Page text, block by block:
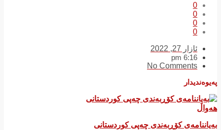
0
0
0
0
ئازار 27, 2022
6:16 pm
No Comments
پەیوەندیدار
هەواڵ
بەیاننامەی کۆڕبەندی چەپی کوردستانی